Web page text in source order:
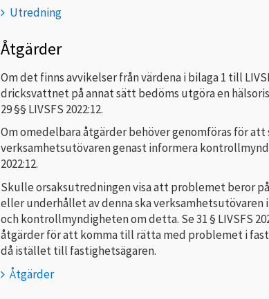
Utredning
Åtgärder
Om det finns avvikelser från värdena i bilaga 1 till
dricksvattnet på annat sätt bedöms utgöra en
29 §§ LIVSFS 2022:12.
Om omedelbara åtgärder behöver genomföras för att
verksamhetsutövaren genast informera
2022:12.
Skulle orsaksutredningen visa att problemet beror
eller underhållet av denna ska
och kontrollmyndigheten om detta. Se 31 § LIVSFS
åtgärder för att komma till rätta med problemet i
då istället till fastighetsägaren.
Åtgärder